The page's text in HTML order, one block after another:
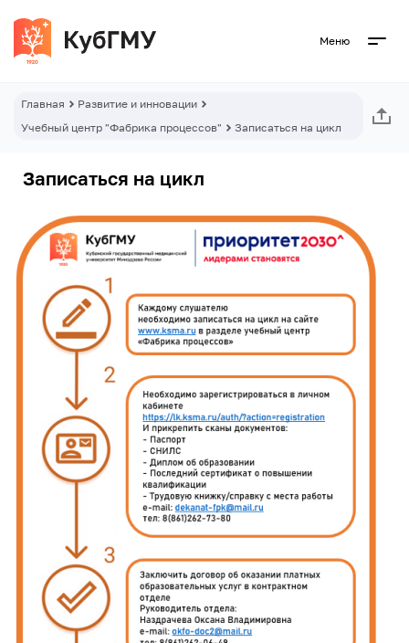
Меню
Главная
Развитие и инновации
Учебный центр "Фабрика процессов"
Записаться на цикл
Записаться на цикл